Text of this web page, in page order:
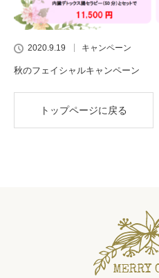
2020.9.19 キャンペーン
秋のフェイシャルキャンペーン
トップページに戻る